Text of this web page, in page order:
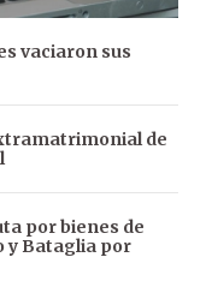
vaciaron sus
de
por bienes de
y Bataglia por